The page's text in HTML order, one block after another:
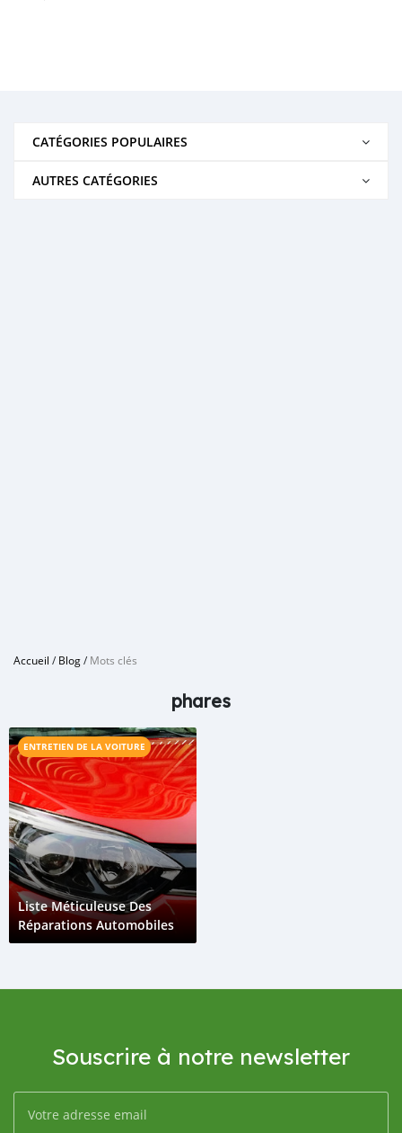
CATÉGORIES POPULAIRES
AUTRES CATÉGORIES
Accueil /Blog/Mots clés
phares
ENTRETIEN DE LA VOITURE
Liste Méticuleuse Des
Réparations Automobiles
Souscrire à notre newsletter